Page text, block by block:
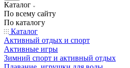
Каталог
По всему сайту
По каталогу
Каталог
Активный отдых и спорт
Активные игры
Зимний спорт и активный отдых